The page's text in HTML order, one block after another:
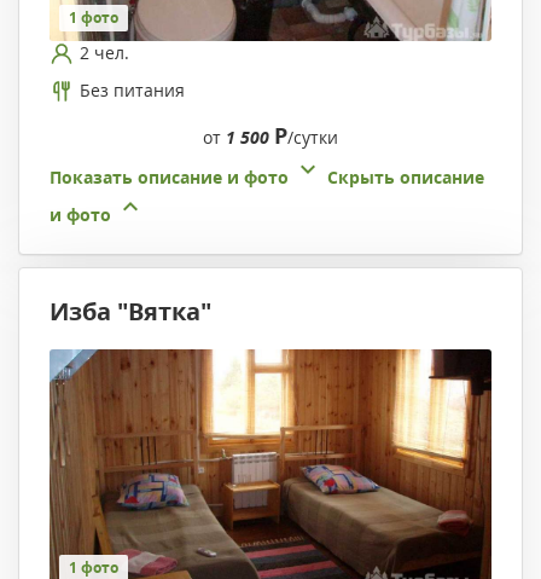
1 фото
2 чел.
Без питания
от 1 500 Р/сутки
Показать описание и фото
Скрыть описание
и фото
Изба "Вятка"
1 фото